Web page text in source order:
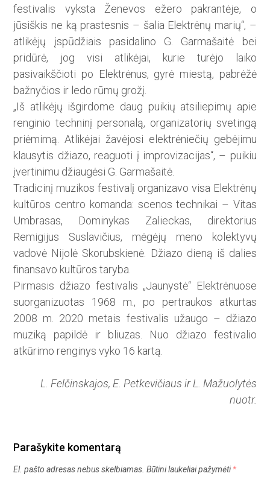
festivalis vyksta Ženevos ežero pakrantėje, o
jūsiškis ne ką prastesnis – šalia Elektrėnų marių“, –
atlikėjų įspūdžiais pasidalino G. Garmašaitė bei
pridūrė, jog visi atlikėjai, kurie turėjo laiko
pasivaikščioti po Elektrėnus, gyrė miestą, pabrėžė
bažnyčios ir ledo rūmų grožį.
„Iš atlikėjų išgirdome daug pui­­­­­­kių atsiliepimų apie
renginio tech­ninį personalą, organizatorių svetingą
priėmimą. Atlikėjai žavėjosi elektrėniečių gebėjimu
klausytis džiazo, reaguoti į improvizacijas“, – puikiu
įvertinimu džiaugėsi G. Garmašaitė.
Tradicinį muzikos festivalį organizavo visa Elektrėnų
kultūros centro komanda: scenos technikai – Vitas
Umbrasas, Dominykas Zalieckas, direktorius
Remigijus Sus­lavičius, mėgėjų meno kolektyvų
vadovė Nijolė Skorubskienė. Džiazo dieną iš dalies
finansavo kultūros taryba.
Pirmasis džiazo festivalis „Jau­nystė“ Elektrėnuose
suorganizuo­tas 1968 m., po pertraukos atkurtas
2008 m. 2020 metais festivalis užaugo – džiazo
muziką papildė ir bliuzas. Nuo džiazo festivalio
atkūrimo renginys vyko 16 kartą.
L. Felčinskajos, E. Petkevičiaus ir L. Mažuolytės
nuotr.
Parašykite komentarą
El. pašto adresas nebus skelbiamas. Būtini laukeliai pažymėti*